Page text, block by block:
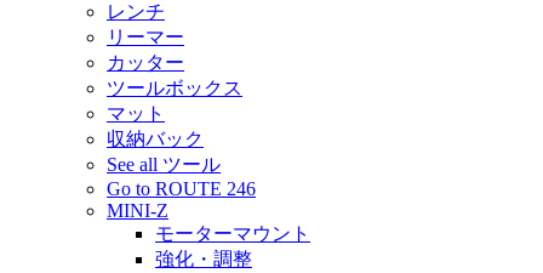
レンチ
リーマー
カッター
ツールボックス
マット
収納バック
See all ツール
Go to ROUTE 246
MINI-Z
モーターマウント
強化・調整